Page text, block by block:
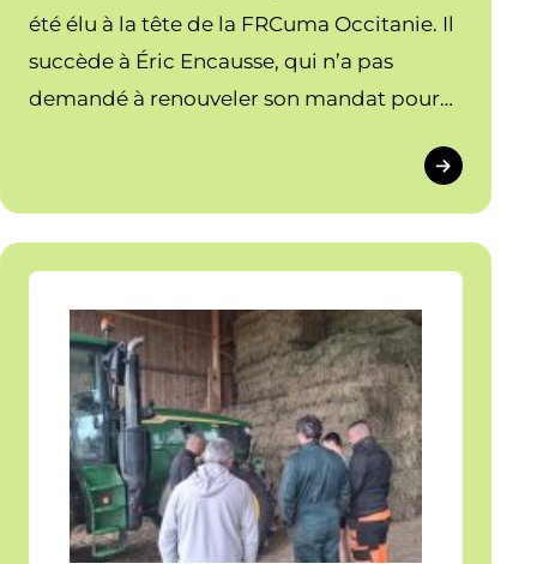
été élu à la tête de la FRCuma Occitanie. Il
succède à Éric Encausse, qui n’a pas
demandé à renouveler son mandat pour